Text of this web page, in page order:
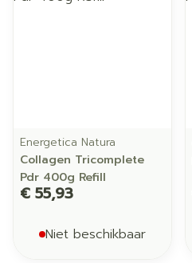
Energetica Natura
Collagen Tricomplete
Pdr 400g Refill
€ 55,93
Niet beschikbaar